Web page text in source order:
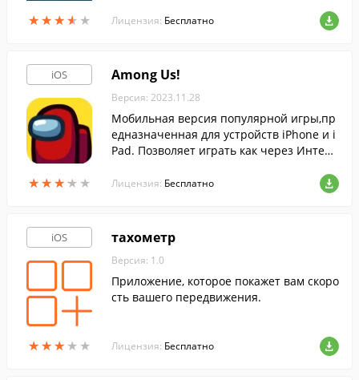
★★★★ ★
★★★★ ★
свиней и спасти украденные яйца.
Лицензия: Бесплатно
iOS
★★★★ ★
★★★★ ★
Among Us!
Версия: 2023.11.28
Мобильная версия популярной игры,пр
едназначенная для устройств iPhone и i
Pad. Позволяет играть как через Интерн
Wi-Fi.
Лицензия: Бесплатно
iOS
★★★ ★ ★
★★★ ★ ★
тахометр
Версия: 1.0
Приложение, которое покажет вам скоро
сть вашего передвижения.
Лицензия: Бесплатно